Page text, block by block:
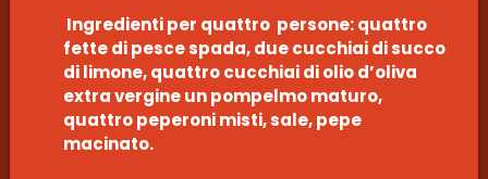
Ingredienti per quattro persone: quattro
fette di pesce spada, due cucchiai di succo
di limone, quattro cucchiai di olio d’oliva
extra vergine un pompelmo maturo,
quattro peperoni misti, sale, pepe
macinato.